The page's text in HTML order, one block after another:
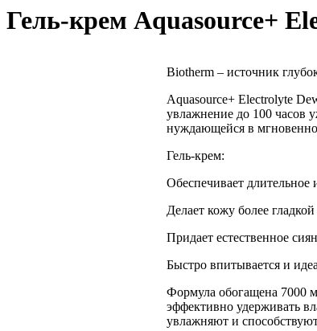
Гель-крем Aquasource+
Biotherm – источник
Aquasource+ Electrolyte
увлажнение до 100 часов
нуждающейся в
Гель-крем:
Обеспечивает
Делает кожу более
Придает естественное
Быстро впитывается и
Формула обогащена 7000
эффективно удерживать
увлажняют и